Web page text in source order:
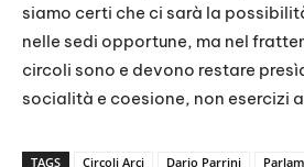
siamo certi che ci sarà la
nelle sedi opportune, ma nel
circoli sono e devono restare
socialità e coesione, non esercizi
TAGS Circoli Arci Dario Parrini